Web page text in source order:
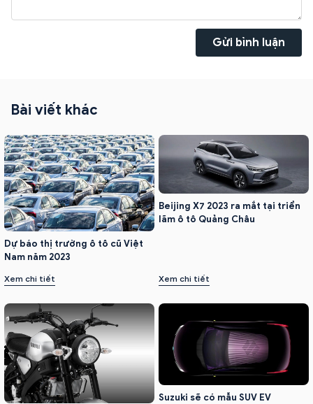
Gửi bình luận
Bài viết khác
Dự báo thị trường ô tô cũ Việt
Nam năm 2023
Xem chi tiết
Beijing X7 2023 ra mắt tại triển
lãm ô tô Quảng Châu
Xem chi tiết
Suzuki sẽ có mẫu SUV EV